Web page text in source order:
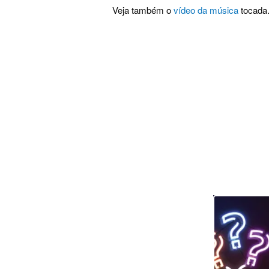
Veja também ovídeo da músicatocada.